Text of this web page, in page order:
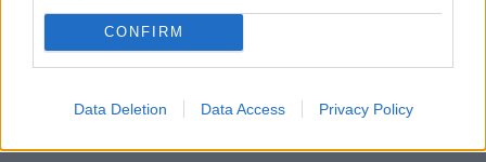
CONFIRM
Data Deletion Data Access Privacy Policy
ÚLTIMES NOTÍCIES
La Cursa de l’Aldea segona d’etiqueta d’or
maig 9, 2026